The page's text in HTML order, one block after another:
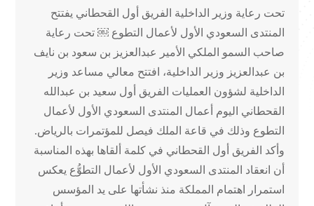
تحت رعاية وزير الداخلية الفريق أول القحطاني يفتتح
المنتدى السعودي الأول لأعمال التطوع ￼ تحت رعاية
صاحب السمو الملكي الأمير عبدالعزيز بن سعود بن نايف
بن عبدالعزيز وزير الداخلية، افتتح معالي مساعد وزير
الداخلية لشؤون العمليات الفريق أول سعيد بن عبدالله
القحطاني اليوم أعمال المنتدى السعودي الأول لأعمال
التطوع وذلك في قاعة الملك فيصل للمؤتمرات بالرياض.
وأكد الفريق أول القحطاني في كلمة ألقاها بهذه المناسبة
أن انعقاد المنتدى السعودي الأول لأعمال التطوُّع يعكس
استمرار اهتمام المملكة منذ نشأتها على يد المؤسس